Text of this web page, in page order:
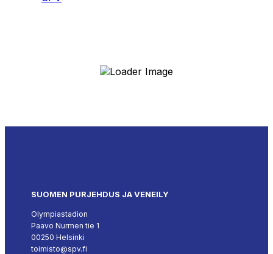
SUOMEN PURJEHDUS JA VENEILY
Olympiastadion
Paavo Nurmen tie 1
00250 Helsinki
toimisto@spv.fi